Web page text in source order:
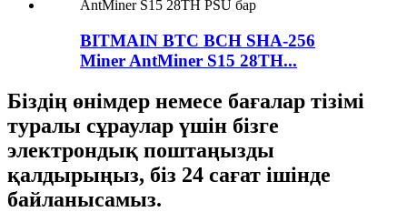
BITMAIN BTC BCH SHA-256
Miner AntMiner S15 28TH...
Біздің өнімдер немесе бағалар тізімі
туралы сұраулар үшін бізге
электрондық поштаңызды
қалдырыңыз, біз 24 сағат ішінде
байланысамыз.